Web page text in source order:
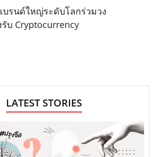
บรนด์ใหญ่ระดับโลกร่วมวง
บ Cryptocurrency
LATEST STORIES